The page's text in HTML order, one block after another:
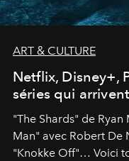
ART & CULTURE
Netflix, Disney+,
séries qui
"The Shards" de
Man" avec Robert De
"Knokke Off"… Voici